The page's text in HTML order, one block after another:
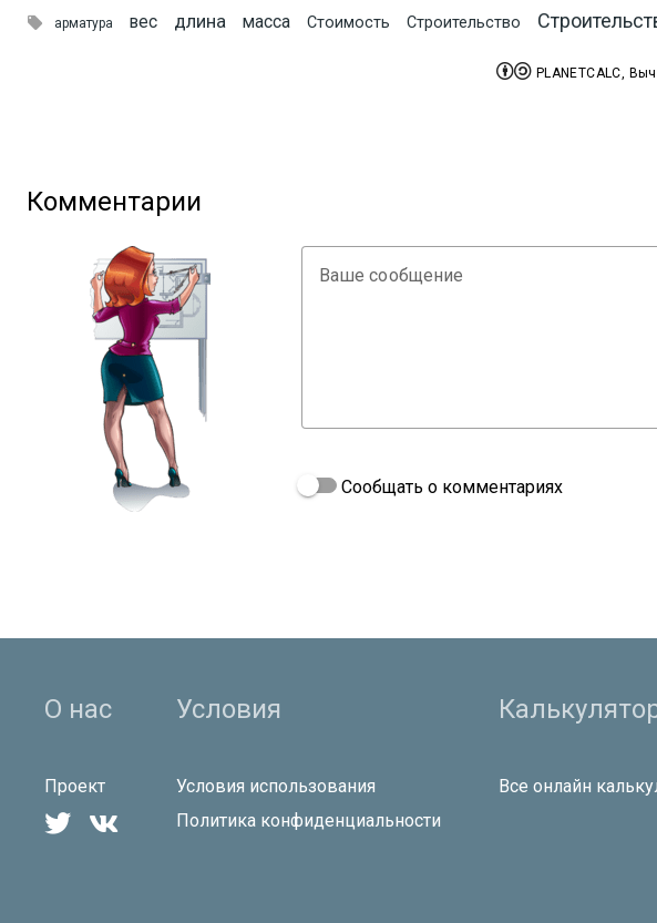
 арматура вес длина масса Стоимость Строительство
 PLANETCALC,
Комментарии
Ваше сообщение
Сообщать о комментариях
О нас
Проект
 
Условия
Условия использования
Политика конфиденциальности
Все онлайн